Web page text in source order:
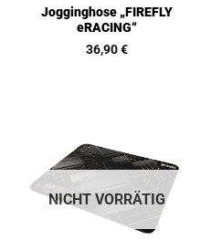
Jogginghose „FIREFLY
eRACING“
36,90€
NICHT VORRÄTIG